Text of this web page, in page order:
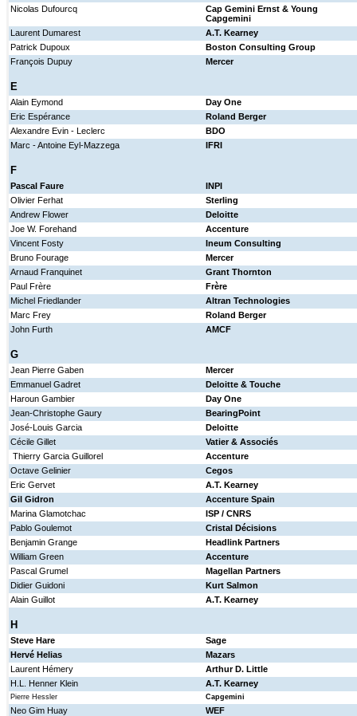
Nicolas Dufourcq
Cap Gemini Ernst & Young
Capgemini
Laurent Dumarest
A.T. Kearney
Patrick Dupoux
Boston Consulting Group
François Dupuy
Mercer
E
Alain Eymond
Day One
Eric Espérance
Roland Berger
Alexandre Evin - Leclerc
BDO
Marc - Antoine Eyl-Mazzega
IFRI
F
Pascal Faure
INPI
Olivier Ferhat
Sterling
Andrew Flower
Deloitte
Joe W. Forehand
Accenture
Vincent Fosty
Ineum Consulting
Bruno Fourage
Mercer
Arnaud Franquinet
Grant Thornton
Paul Frère
Frère
Michel Friedlander
Altran Technologies
Marc Frey
Roland Berger
John Furth
AMCF
G
Jean Pierre Gaben
Mercer
Emmanuel Gadret
Deloitte & Touche
Haroun Gambier
Day One
Jean-Christophe Gaury
BearingPoint
José-Louis Garcia
Deloitte
Cécile Gillet
Vatier & Associés
Thierry Garcia Guillorel
Accenture
Octave Gelinier
Cegos
Eric Gervet
A.T. Kearney
Gil Gidron
Accenture Spain
Marina Glamotchac
ISP / CNRS
Pablo Goulemot
Cristal Décisions
Benjamin Grange
Headlink Partners
William Green
Accenture
Pascal Grumel
Magellan Partners
Didier Guidoni
Kurt Salmon
Alain Guillot
A.T. Kearney
H
Steve Hare
Sage
Hervé Helias
Mazars
Laurent Hémery
Arthur D. Little
H.L. Henner Klein
A.T. Kearney
Pierre Hessler Capgemini
Neo Gim Huay
WEF